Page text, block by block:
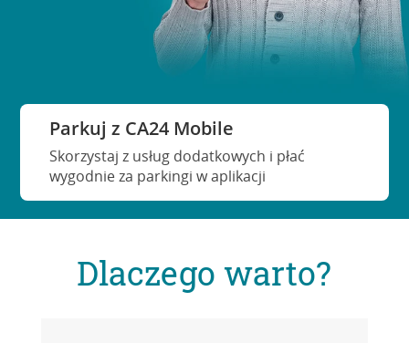
Parkuj z CA24 Mobile
Skorzystaj z usług dodatkowych i płać
wygodnie za parkingi w aplikacji
Dlaczego warto?